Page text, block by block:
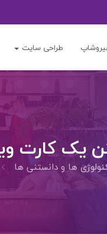
طراحی سایت
یک کارت
ها و دانستنی ها